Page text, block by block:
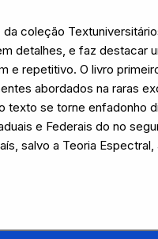
coleção
detalhes, e faz destacar
e repetitivo. O livro
abordados na raras
texto se torne enfadonho
e Federais do no
salvo a Teoria Espectral,